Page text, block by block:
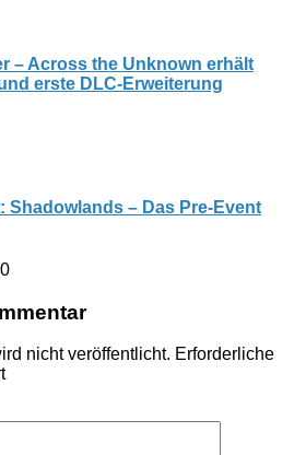
– Across the Unknown erhält
erste DLC-Erweiterung
Shadowlands – Das Pre-Event
nicht veröffentlicht. Erforderliche